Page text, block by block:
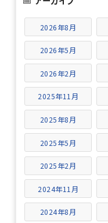
2026年8月
2026年5月
2026年2月
2025年11月
2025年8月
2025年5月
2025年2月
2024年11月
2024年8月